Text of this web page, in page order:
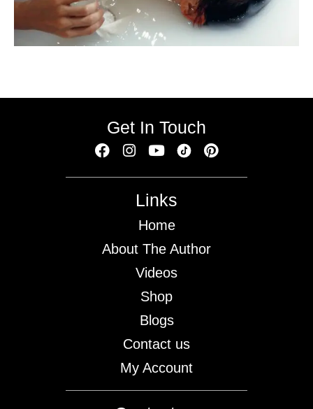
Links
Home
About The Author
Videos
Shop
Blogs
Contact us
My Account
Get In Touch